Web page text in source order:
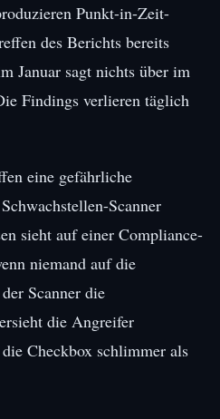
Punkt-in-Zeit-
des Berichts bereits
Januar sagt nichts über im
Findings verlieren täglich
eine gefährliche
Scanner
sieht auf einer Compliance-
niemand auf die
Scanner die
die Angreifer
Checkbox schlimmer als